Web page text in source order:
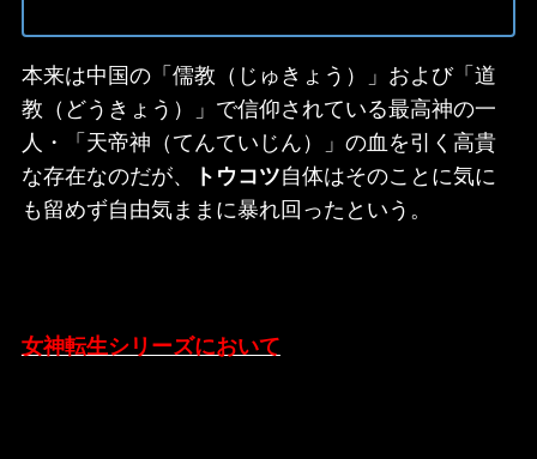
本来は中国の「儒教（じゅきょう）」および「道
教（どうきょう）」で信仰されている最高神の一
人・「天帝神（てんていじん）」の血を引く高貴
な存在なのだが、
トウコツ自体はそのことに気に
も留めず自由気ままに暴れ回ったという。
女神転生シリーズにおいて